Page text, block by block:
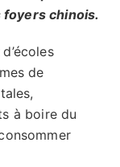
chinois.
de
à boire du